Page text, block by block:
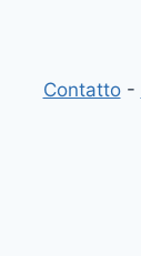
Contatto-